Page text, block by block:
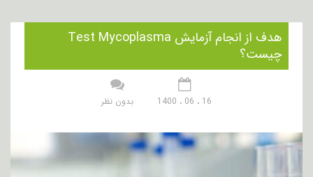
هدف از انجام آزمایش Test Mycoplasma
چیست؟
16 ، 06 ، 1400 بدون نظر